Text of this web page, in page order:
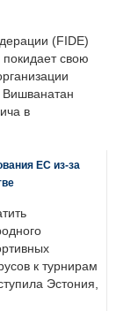
(FIDE)
свою
Вишванатан
в
ЕС из-за
к турнирам
Эстония,